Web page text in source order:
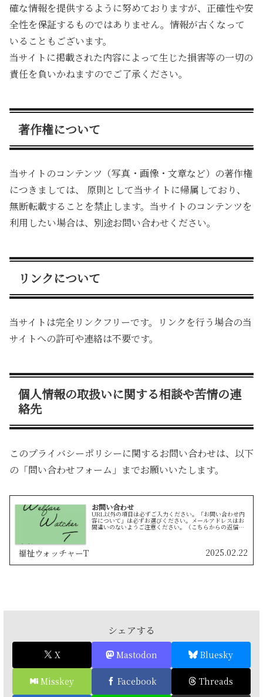
確な情報を提供するように努めておりますが、正確性や安
全性を保証するものではありません。情報が古くなって
いることもございます。
当サイトに掲載された内容によって生じた損害等の一切の
責任を負いかねますのでご了承ください。
著作権について
当サイトのコンテンツ（写真・画像・文章など）の著作権
につきましては、 原則として当サイトに帰属しており、
無断転載することを禁止します。当サイトのコンテンツを
利用したい場合は、別途お問い合わせください。
リンクについて
当サイトは完全リンクフリーです。リンクを行う場合の当
サイトへの許可や連絡は不要です。
個人情報の取扱いに関する相談や苦情の連
絡先
このプライバシーポリシーに関するお問い合わせは、以下
の「問い合わせフォーム」までお願いいたします。
お問い合わせ
URL以外の項目は必ずご入力ください。「お問い合わせ内
容について」は必ずお選びください。メールアドレスはお
間違いのないようご注意ください。（こちらからの返信が
福祉ウォッチャーT 2025.02.22
シェアする
X Mastodon Bluesky
Misskey Facebook Threads